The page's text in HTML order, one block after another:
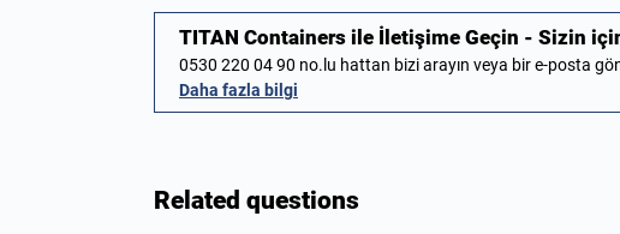
TITAN Containers ile İletişime Geçin - Sizin
0530 220 04 90 no.lu hattan bizi arayın veya bir e-posta
Daha fazla bilgi
Related questions